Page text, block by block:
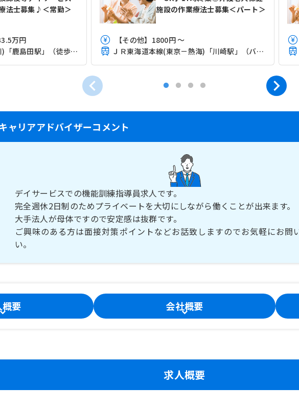
法士募集♪＜常勤＞
万円
ＪＲ南武線(川崎－立川)「鹿島田駅」（徒歩6分）
施設の作業療法士募集＜パート＞
【その他】1800円 ～
ＪＲ東海道本線(東京－熱海)「川崎駅」（バス・車10分）
ャリアアドバイザーコメント
デイサービスでの機能訓練指導員求人です。
完全週休2日制のためプライベートを大切にしながら働くことが出来ます。
大手法人が母体ですので安定感は抜群です。
ご興味のある方は面接対策ポイントなどお話致しますのでお気軽にお問
い。
要 会社概要
求人概要